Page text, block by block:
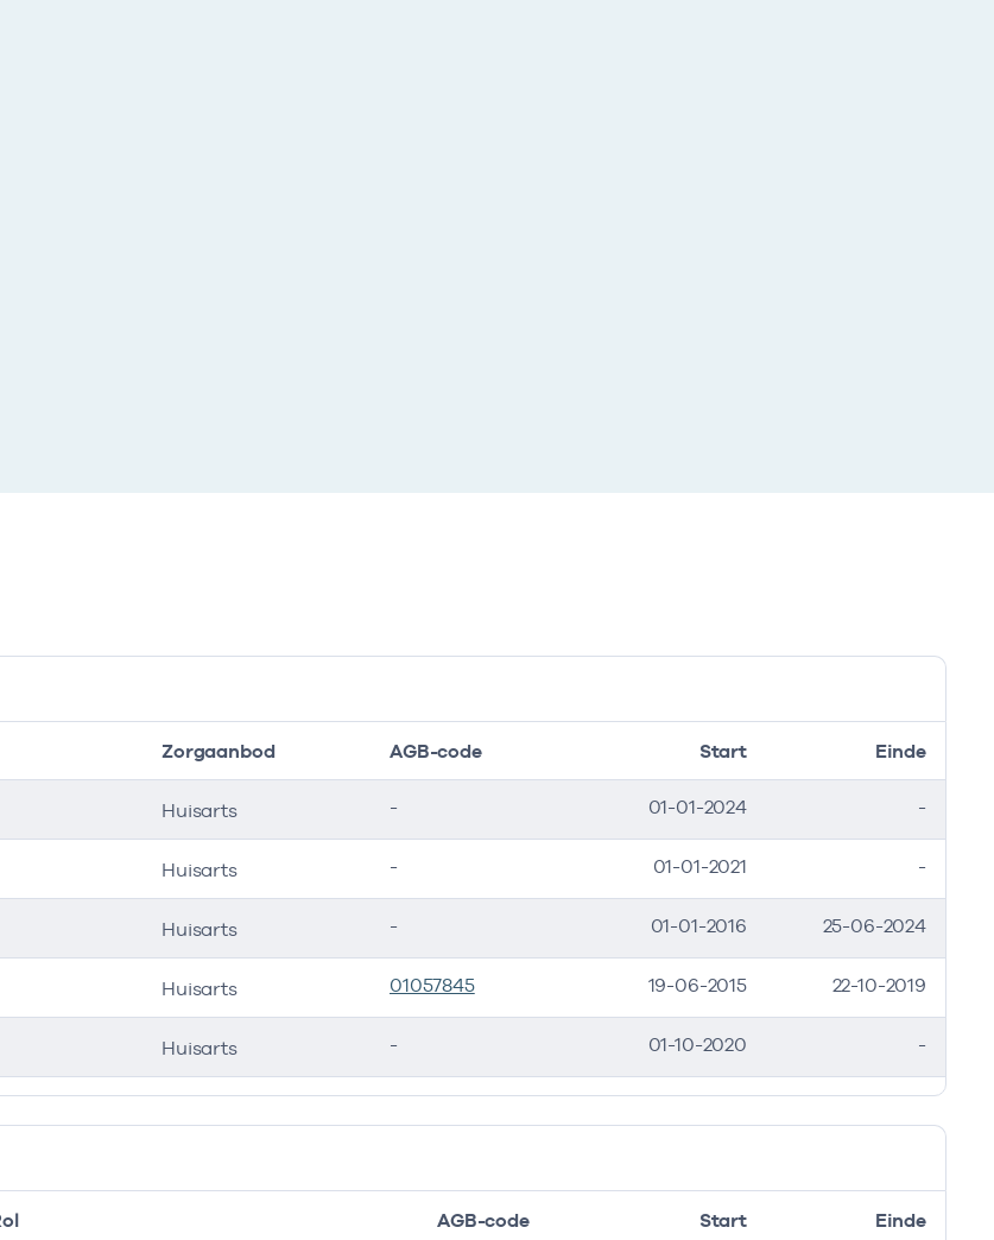
Zorgaanbod AGB-code Start Einde
Huisarts - 01-01-2024 -
Huisarts - 01-01-2021 -
Huisarts - 01-01-2016 25-06-2024
Huisarts 01057845 19-06-2015 22-10-2019
Huisarts - 01-10-2020 -
AGB-code Start Einde